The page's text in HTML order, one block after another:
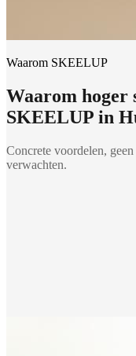
Waarom SKEELUP
Waarom hoger
SKEELUP in
Concrete voordelen,
verwachten.